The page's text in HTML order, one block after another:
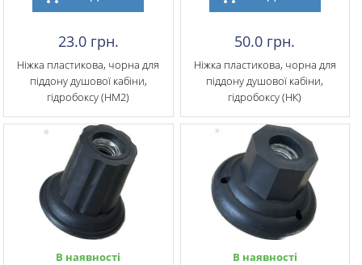
23.0 грн.
Ніжка пластикова, чорна для
піддону душової кабіни,
гідробоксу (НМ2)
50.0 грн.
Ніжка пластикова, чорна для
піддону душової кабіни,
гідробоксу (НК)
В наявності В наявності